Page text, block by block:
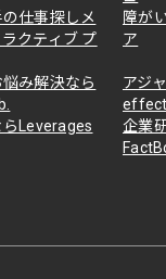
仕事探しメ
クティブ プ
障が
ア
み解決なら
アジ
Leverages
企業